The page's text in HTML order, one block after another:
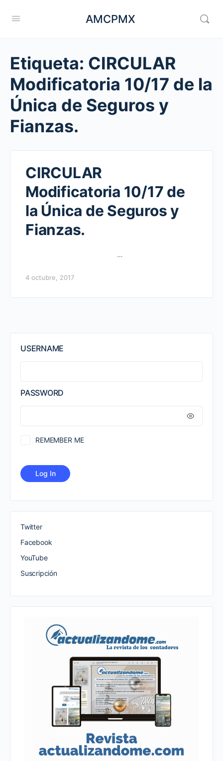
AMCPMX
Etiqueta: CIRCULAR
Modificatoria 10/17 de la
Única de Seguros y
Fianzas.
CIRCULAR
Modificatoria 10/17 de
la Única de Seguros y
Fianzas.
…
4 octubre, 2017
USERNAME
PASSWORD
REMEMBER ME
Twitter
Facebook
YouTube
Suscripción